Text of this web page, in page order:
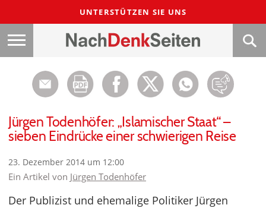
UNTERSTÜTZEN SIE UNS
Jürgen Todenhöfer: „Islamischer Staat“ –
sieben Eindrücke einer schwierigen Reise
23. Dezember 2014 um 12:00
Ein Artikel von Jürgen Todenhöfer
Der Publizist und ehemalige Politiker Jürgen